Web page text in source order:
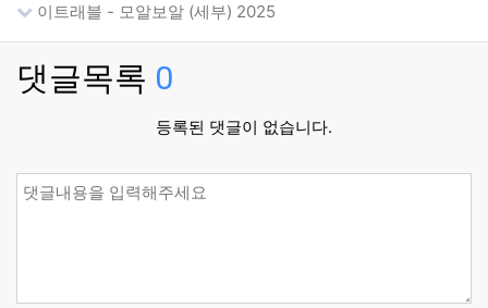
이트래블 - 모알보알 (세부) 2025
댓글목록 0
등록된 댓글이 없습니다.